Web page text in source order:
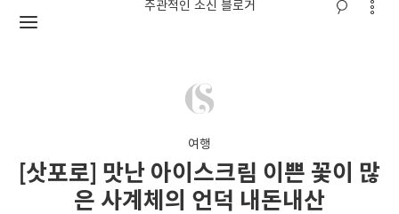
주관적인 소신 블로거
여행
[삿포로] 맛난 아이스크림 이쁜 꽃이 많
은 사계체의 언덕 내돈내산